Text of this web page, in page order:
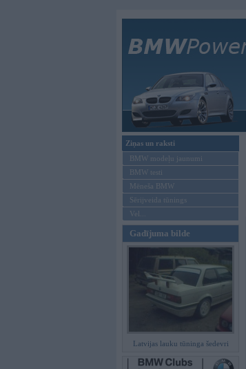
Ziņas un raksti
BMW modeļu jaunumi
BMW testi
Mēneša BMW
Sērijveida tūnings
Vel...
Gadījuma bilde
Latvijas lauku tūninga šedevri